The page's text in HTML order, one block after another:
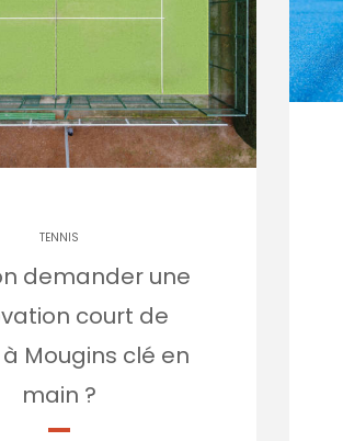
TENNIS
demander une
court de
Mougins clé en
main ?